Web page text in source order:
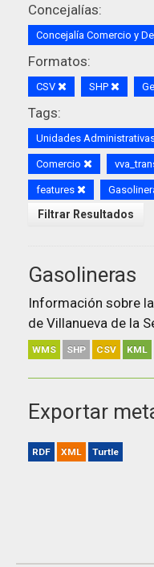
Concejalías:
Concejalía Comercio y
Formatos:
CSV SHP
Tags:
Unidades
Comercio
features
Filtrar Resultados
Gasolineras
Información sobre
de Villanueva de la
WMS SHP CSV KML
Exportar
RDF XML Turtle